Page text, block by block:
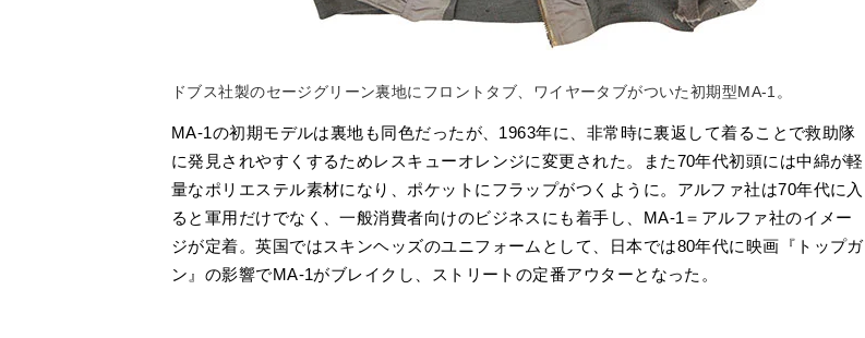
ドブス社製のセージグリーン裏地にフロントタブ、ワイヤータブがついた初期型MA-1。
MA-1の初期モデルは裏地も同色だったが、1963年に、非常時に裏返して着ることで救助隊
に発見されやすくするためレスキューオレンジに変更された。また70年代初頭には中綿が軽
量なポリエステル素材になり、ポケットにフラップがつくように。アルファ社は70年代に入
ると軍用だけでなく、一般消費者向けのビジネスにも着手し、MA-1＝アルファ社のイメー
ジが定着。英国ではスキンヘッズのユニフォームとして、日本では80年代に映画『トップガ
ン』の影響でMA-1がブレイクし、ストリートの定番アウターとなった。